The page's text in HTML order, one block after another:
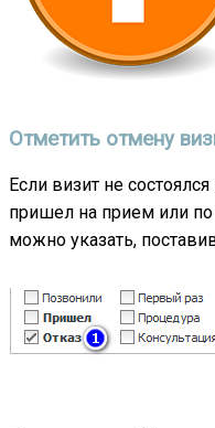
Отметить отмену
Если визит не
пришел на прием или по
можно указать,